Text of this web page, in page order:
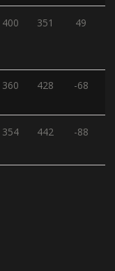
400 351 49
360 428 -68
354 442 -88